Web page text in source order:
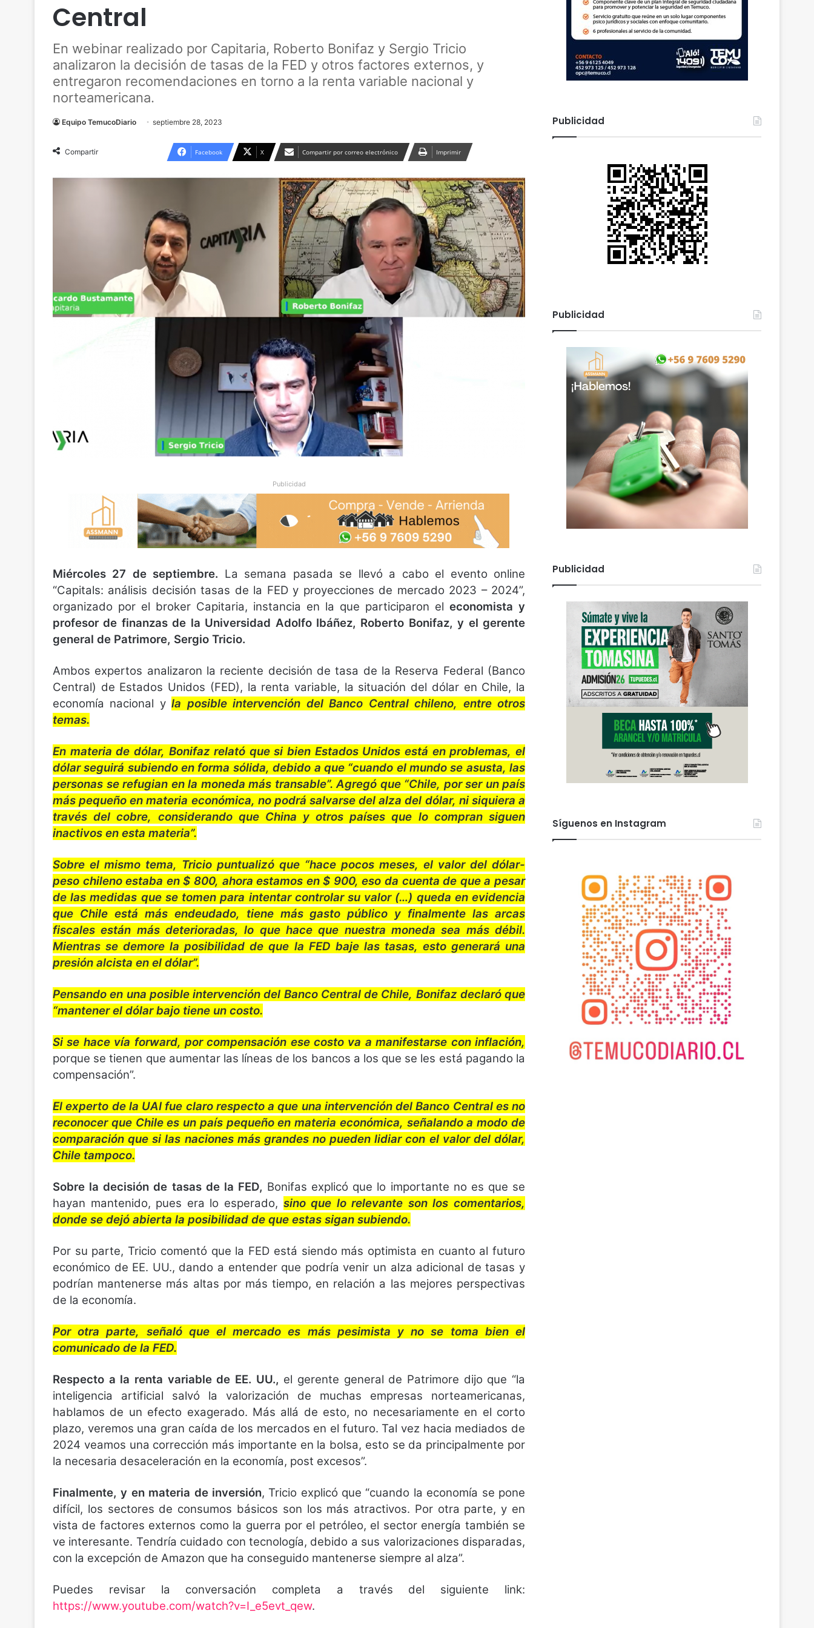
Central
En webinar realizado por Capitaria, Roberto Bonifaz y Sergio Tricio
analizaron la decisión de tasas de la FED y otros factores externos, y
entregaron recomendaciones en torno a la renta variable nacional y
norteamericana.
Equipo TemucoDiario septiembre 28, 2023
Compartir Facebook X Compartir por correo electrónico Imprimir
Publicidad
Miércoles 27 de septiembre. La semana pasada se llevó a cabo el evento online
“Capitals: análisis decisión tasas de la FED y proyecciones de mercado 2023 – 2024”,
organizado por el broker Capitaria, instancia en la que participaron el economista y
profesor de finanzas de la Universidad Adolfo Ibáñez, Roberto Bonifaz, y el gerente
general de Patrimore, Sergio Tricio.
Ambos expertos analizaron la reciente decisión de tasa de la Reserva Federal (Banco
Central) de Estados Unidos (FED), la renta variable, la situación del dólar en Chile, la
economía nacional yla posible intervención del Banco Central chileno, entre otros
temas.
En materia de dólar, Bonifaz relató que si bien Estados Unidos está en problemas, el
dólar seguirá subiendo en forma sólida, debido a que “cuando el mundo se asusta, las
personas se refugian en la moneda más transable”. Agregó que “Chile, por ser un país
más pequeño en materia económica, no podrá salvarse del alza del dólar, ni siquiera a
través del cobre, considerando que China y otros países que lo compran siguen
inactivos en esta materia”.
Sobre el mismo tema, Tricio puntualizó que “hace pocos meses, el valor del dólar-
peso chileno estaba en $ 800, ahora estamos en $ 900, eso da cuenta de que a pesar
de las medidas que se tomen para intentar controlar su valor (…) queda en evidencia
que Chile está más endeudado, tiene más gasto público y finalmente las arcas
fiscales están más deterioradas, lo que hace que nuestra moneda sea más débil.
Mientras se demore la posibilidad de que la FED baje las tasas, esto generará una
presión alcista en el dólar”.
Pensando en una posible intervención del Banco Central de Chile, Bonifaz declaró que
“mantener el dólar bajo tiene un costo.
Si se hace vía forward, por compensación ese costo va a manifestarse con inflación,
porque se tienen que aumentar las líneas de los bancos a los que se les está pagando la
compensación”.
El experto de la UAI fue claro respecto a que una intervención del Banco Central es no
reconocer que Chile es un país pequeño en materia económica, señalando a modo de
comparación que si las naciones más grandes no pueden lidiar con el valor del dólar,
Chile tampoco.
Sobre la decisión de tasas de la FED, Bonifas explicó que lo importante no es que se
hayan mantenido, pues era lo esperado, sino que lo relevante son los comentarios,
donde se dejó abierta la posibilidad de que estas sigan subiendo.
Por su parte, Tricio comentó que la FED está siendo más optimista en cuanto al futuro
económico de EE. UU., dando a entender que podría venir un alza adicional de tasas y
podrían mantenerse más altas por más tiempo, en relación a las mejores perspectivas
de la economía.
Por otra parte, señaló que el mercado es más pesimista y no se toma bien el
comunicado de la FED.
Respecto a la renta variable de EE. UU., el gerente general de Patrimore dijo que “la
inteligencia artificial salvó la valorización de muchas empresas norteamericanas,
hablamos de un efecto exagerado. Más allá de esto, no necesariamente en el corto
plazo, veremos una gran caída de los mercados en el futuro. Tal vez hacia mediados de
2024 veamos una corrección más importante en la bolsa, esto se da principalmente por
la necesaria desaceleración en la economía, post excesos”.
Finalmente, y en materia de inversión, Tricio explicó que “cuando la economía se pone
difícil, los sectores de consumos básicos son los más atractivos. Por otra parte, y en
vista de factores externos como la guerra por el petróleo, el sector energía también se
ve interesante. Tendría cuidado con tecnología, debido a sus valorizaciones disparadas,
con la excepción de Amazon que ha conseguido mantenerse siempre al alza”.
Puedes revisar la conversación completa a través del siguiente link:
https://www.youtube.com/watch?v=I_e5evt_qew.
Publicidad
Publicidad
Publicidad
Síguenos en Instagram